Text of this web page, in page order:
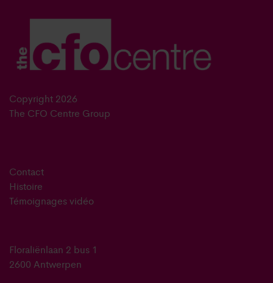
Copyright 2026
The CFO Centre Group
Contact
Histoire
Témoignages vidéo
Floraliënlaan 2 bus 1
2600 Antwerpen